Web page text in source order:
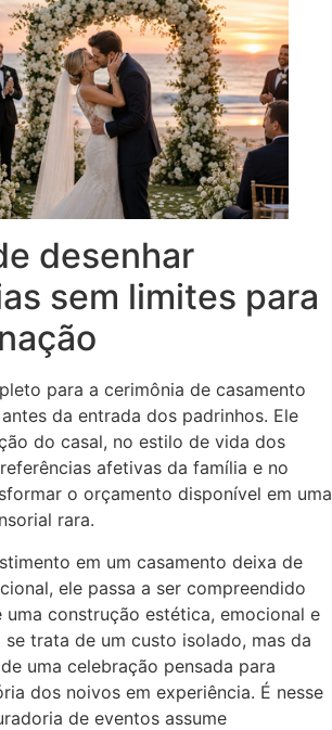
desenhar
sem limites para
para a cerimônia de casamento
da entrada dos padrinhos. Ele
do casal, no estilo de vida dos
afetivas da família e no
o orçamento disponível em uma
rara.
em um casamento deixa de
ele passa a ser compreendido
construção estética, emocional e
se trata de um custo isolado, mas da
uma celebração pensada para
dos noivos em experiência. É nesse
de eventos assume